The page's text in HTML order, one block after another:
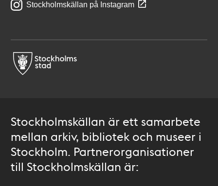
Stockholmskällan på Instagram
Stockholmskällan är ett samarbete
mellan arkiv, bibliotek och museer i
Stockholm. Partnerorganisationer
till Stockholmskällan är: